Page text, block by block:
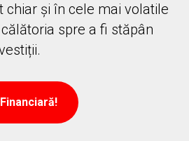
chiar și în cele mai volatile
spre a fi stăpân